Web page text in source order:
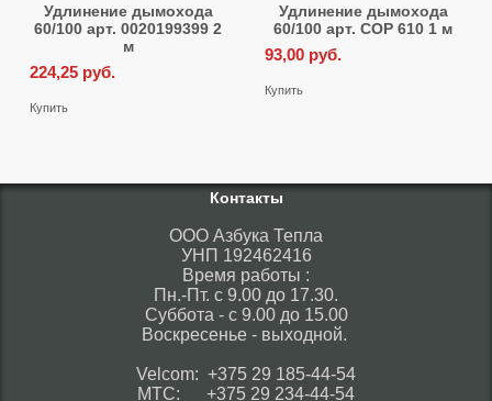
Удлинение дымохода
60/100 арт. 0020199399 2
м
224,25 руб.
Купить
Удлинение дымохода
60/100 арт. COP 610 1 м
93,00 руб.
Купить
Контакты
ООО Азбука Тепла
УНП 192462416
Время работы :
Пн.-Пт. с 9.00 до 17.30.
Суббота - с 9.00 до 15.00
Воскресенье - выходной.
Velcom: +375 29 185-44-54
МТС: +375 29 234-44-54